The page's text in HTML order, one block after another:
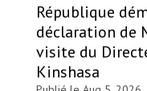
République
déclaration de
visite du
Kinshasa